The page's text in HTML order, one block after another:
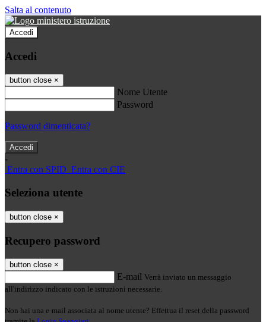
Salta al contenuto
Accedi
Accedi
button close ×
Nome Utente
Password
Password dimenticata?
-
Entra con SPID Entra con CIE
Seleziona utente
button close ×
Recupero password
button close ×
E-mail Verrà inviato un messaggio
all'indirizzo indicato con le istruzioni necessarie.
Non hai una e-mail associata al nome utente? Effettua il reset della password